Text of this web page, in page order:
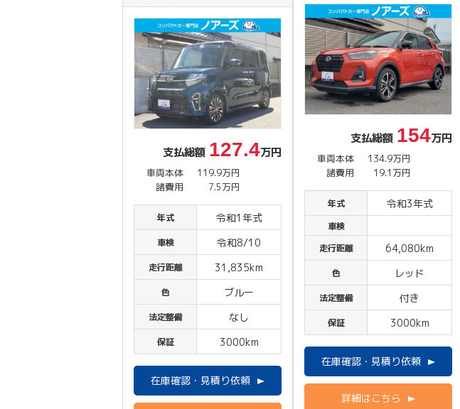
支払総額 127.4万円
車両本体
119.9万円
諸費用
7.5万円
年式 令和1年式
車検 令和8/10
走行距離 31,835km
色 ブルー
法定整備 なし
保証 3000km
在庫確認・見積り依頼
支払総額 154万円
車両本体
134.9万円
諸費用
19.1万円
年式 令和3年式
車検
走行距離
64,080km
色 レッド
法定整備 付き
保証 3000km
在庫確認・見積り依頼
詳細はこちら